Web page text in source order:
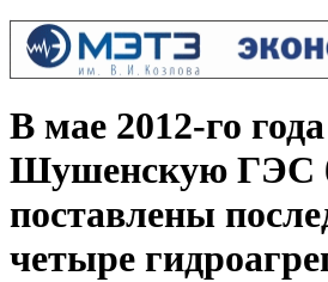
В мае 2012-го
Шушенскую ГЭС
поставлены
четыре